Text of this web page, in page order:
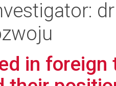
in foreign